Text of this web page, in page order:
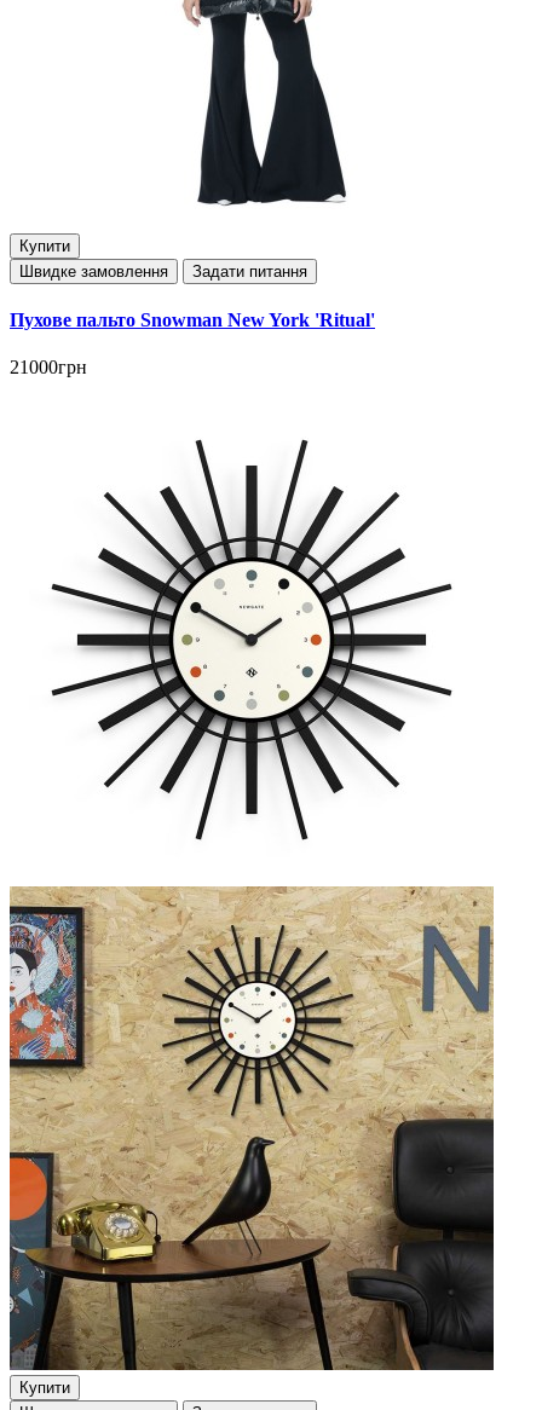
Купити
Швидке замовлення
Задати питання
Пухове пальто Snowman New York 'Ritual'
21000грн
Купити